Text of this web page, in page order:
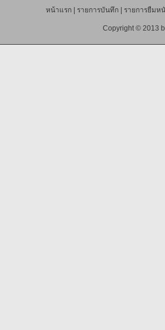
หน้าแรก| รายการบันทึก| รายการยืมห
Copyright © 2013